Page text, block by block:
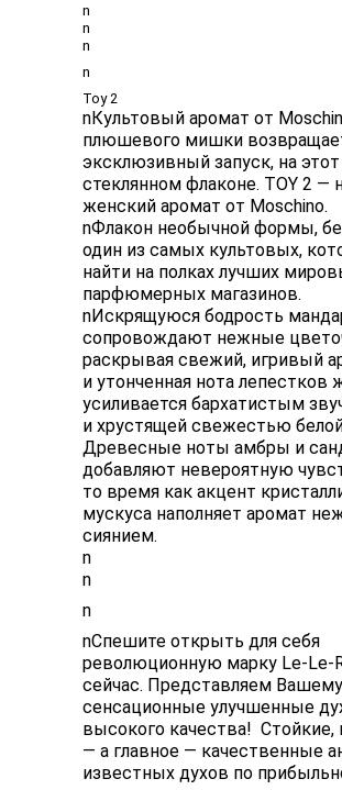
n
n
n
n
Toy 2
nКультовый аромат от
плюшевого мишки
эксклюзивный запуск, на
стеклянном флаконе. TOY 2 —
женский аромат от Moschino.
nФлакон необычной формы,
один из самых культовых,
найти на полках лучших
парфюмерных магазинов.
nИскрящуюся бодрость
сопровождают нежные
раскрывая свежий, игривый
и утонченная нота лепестков
усиливается бархатистым
и хрустящей свежестью
Древесные ноты амбры и
добавляют невероятную
то время как акцент
мускуса наполняет аромат
сиянием.
n
n
n
nСпешите открыть для себя
революционную марку Le-Le-
сейчас. Представляем
сенсационные улучшенные
высокого качества!
— а главное — качественные
известных духов по